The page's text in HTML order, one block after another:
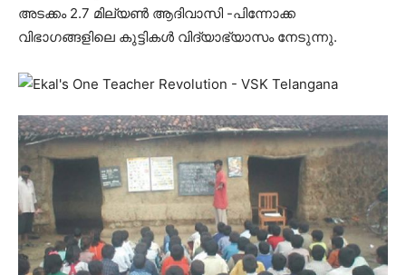
അടക്കം 2.7 മില്യൺ ആദിവാസി -പിന്നോക്ക
വിഭാഗങ്ങളിലെ കുട്ടികൾ വിദ്യാഭ്യാസം നേടുന്നു.